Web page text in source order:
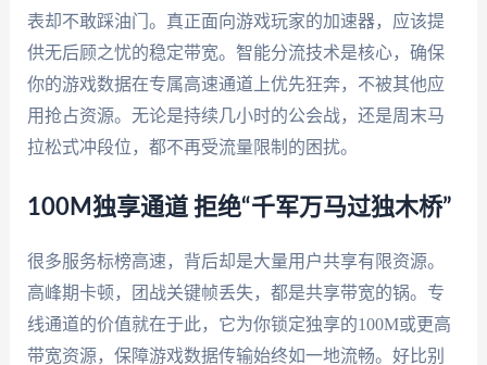
表却不敢踩油门。真正面向游戏玩家的加速器，应该提
供无后顾之忧的稳定带宽。智能分流技术是核心，确保
你的游戏数据在专属高速通道上优先狂奔，不被其他应
用抢占资源。无论是持续几小时的公会战，还是周末马
拉松式冲段位，都不再受流量限制的困扰。
100M独享通道 拒绝“千军万马过独木桥”
很多服务标榜高速，背后却是大量用户共享有限资源。
高峰期卡顿，团战关键帧丢失，都是共享带宽的锅。专
线通道的价值就在于此，它为你锁定独享的100M或更高
带宽资源，保障游戏数据传输始终如一地流畅。好比别